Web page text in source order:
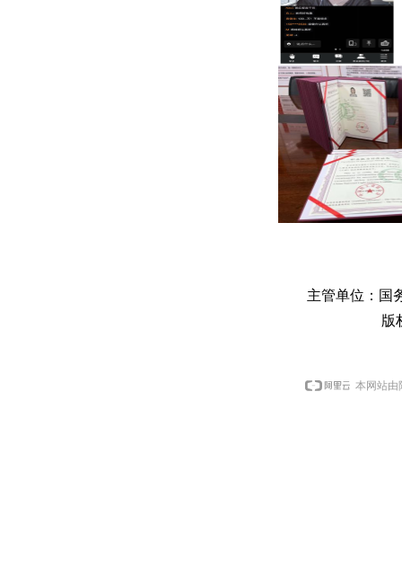
主管单位：国
版
本网站由